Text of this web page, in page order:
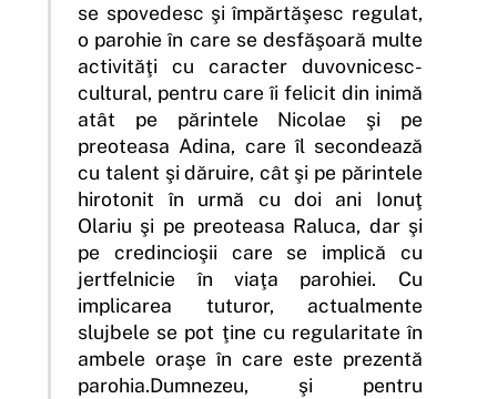
se spovedesc şi împărtăşesc regulat,
o parohie în care se desfăşoară multe
activităţi cu caracter duvovnicesc-
cultural, pentru care îi felicit din inimă
atât pe părintele Nicolae şi pe
preoteasa Adina, care îl secondează
cu talent şi dăruire, cât şi pe părintele
hirotonit în urmă cu doi ani Ionuţ
Olariu şi pe preoteasa Raluca, dar şi
pe credincioşii care se implică cu
jertfelnicie în viaţa parohiei. Cu
implicarea tuturor, actualmente
slujbele se pot ţine cu regularitate în
ambele oraşe în care este prezentă
parohia.Dumnezeu, şi pentru